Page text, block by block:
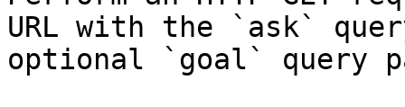
URL with the `ask`
optional `goal` query